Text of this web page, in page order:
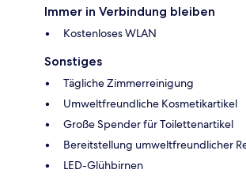
Immer in Verbindung bleiben
Kostenloses WLAN
Sonstiges
Tägliche Zimmerreinigung
Umweltfreundliche Kosmetikartikel
Große Spender für Toilettenartikel
Bereitstellung umweltfreundlicher
LED-Glühbirnen